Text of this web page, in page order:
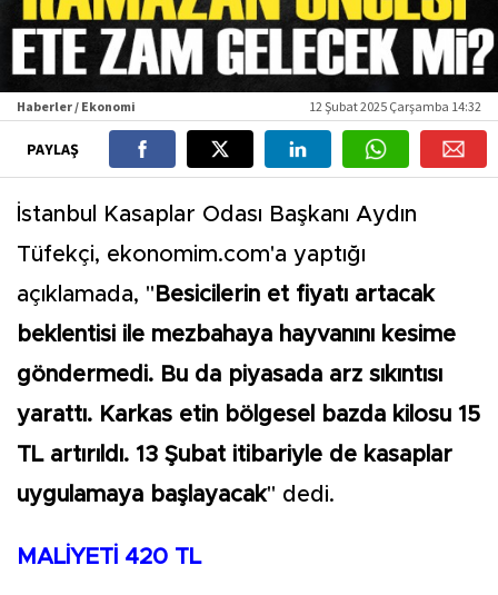
Haberler / Ekonomi 12 Şubat 2025 Çarşamba 14:32
PAYLAŞ
İstanbul Kasaplar Odası Başkanı Aydın
Tüfekçi, ekonomim.com'a yaptığı
açıklamada, " Besicilerin et fiyatı artacak
beklentisi ile mezbahaya hayvanını kesime
göndermedi. Bu da piyasada arz sıkıntısı
yarattı. Karkas etin bölgesel bazda kilosu 15
TL artırıldı. 13 Şubat itibariyle de kasaplar
uygulamaya başlayacak" dedi.
MALİYETİ 420 TL